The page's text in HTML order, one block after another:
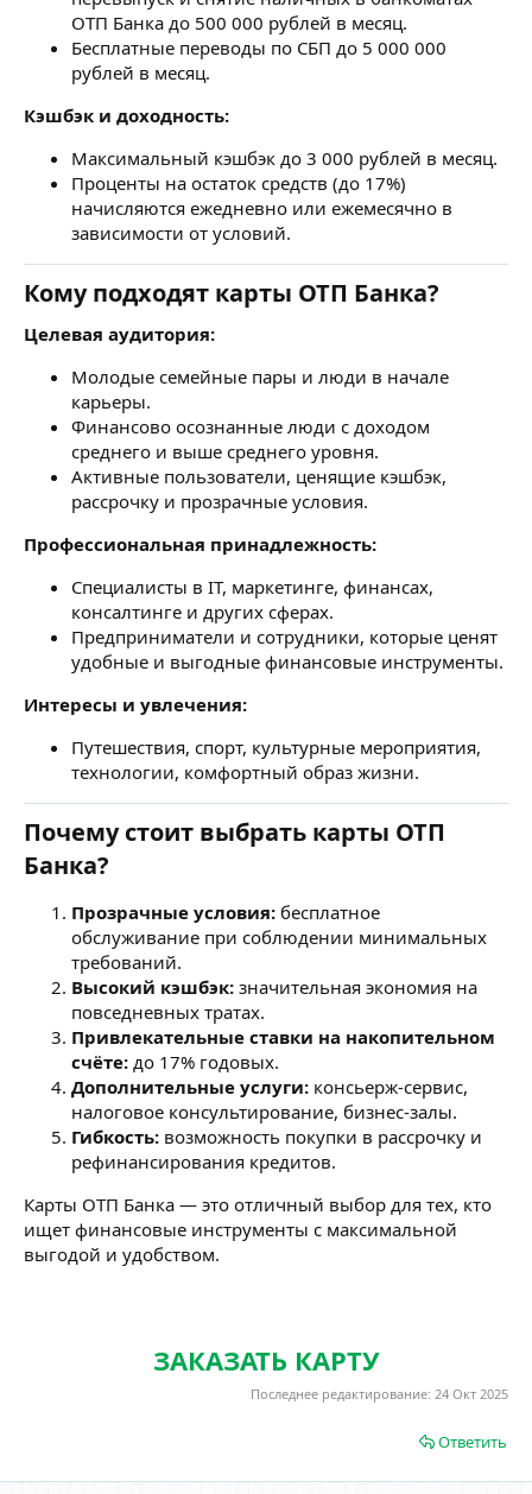
ОТП Банка до 500 000 рублей в месяц.
Бесплатные переводы по СБП до 5 000 000
рублей в месяц.
Кэшбэк и доходность:
Максимальный кэшбэк до 3 000 рублей в месяц.
Проценты на остаток средств (до 17%)
начисляются ежедневно или ежемесячно в
зависимости от условий.
Кому подходят карты ОТП Банка?
Целевая аудитория:
Молодые семейные пары и люди в начале
карьеры.
Финансово осознанные люди с доходом
среднего и выше среднего уровня.
Активные пользователи, ценящие кэшбэк,
рассрочку и прозрачные условия.
Профессиональная принадлежность:
Специалисты в IT, маркетинге, финансах,
консалтинге и других сферах.
Предприниматели и сотрудники, которые ценят
удобные и выгодные финансовые инструменты.
Интересы и увлечения:
Путешествия, спорт, культурные мероприятия,
технологии, комфортный образ жизни.
Почему стоит выбрать карты ОТП
Банка?
Прозрачные условия: бесплатное
обслуживание при соблюдении минимальных
требований.
Высокий кэшбэк: значительная экономия на
повседневных тратах.
Привлекательные ставки на накопительном
счёте: до 17% годовых.
Дополнительные услуги: консьерж-сервис,
налоговое консультирование, бизнес-залы.
Гибкость: возможность покупки в рассрочку и
рефинансирования кредитов.
Карты ОТП Банка — это отличный выбор для тех, кто
ищет финансовые инструменты с максимальной
выгодой и удобством.
ЗАКАЗАТЬ КАРТУ
Последнее редактирование: 24 Окт 2025
Ответить